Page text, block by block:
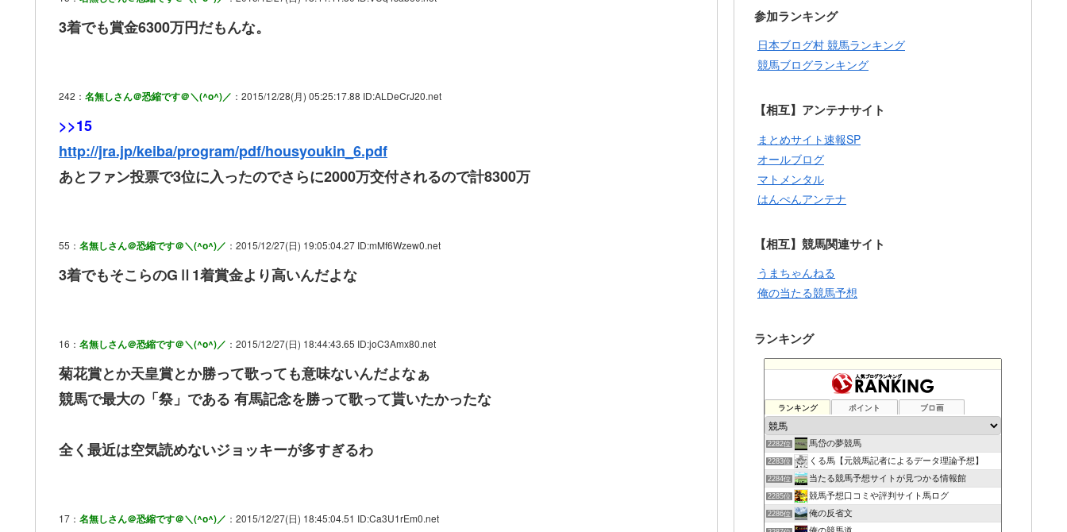
3着でも賞金6300万円だもんな。
242： 名無しさん＠恐縮です＠＼(^o^)／ ：2015/12/28(月) 05:25:17.88 ID:ALDeCrJ20.net
>>15
http://jra.jp/keiba/program/pdf/housyoukin_6.pdf
あとファン投票で3位に入ったのでさらに2000万交付されるので計8300万
55： 名無しさん＠恐縮です＠＼(^o^)／ ：2015/12/27(日) 19:05:04.27 ID:mMf6Wzew0.net
3着でもそこらのGⅡ1着賞金より高いんだよな
16： 名無しさん＠恐縮です＠＼(^o^)／ ：2015/12/27(日) 18:44:43.65 ID:joC3Amx80.net
菊花賞とか天皇賞とか勝って歌っても意味ないんだよなぁ
競馬で最大の「祭」である 有馬記念を勝って歌って貰いたかったな
全く最近は空気読めないジョッキーが多すぎるわ
17： 名無しさん＠恐縮です＠＼(^o^)／ ：2015/12/27(日) 18:45:04.51 ID:Ca3U1rEm0.net
参加ランキング
日本ブログ村 競馬ランキング
競馬ブログランキング
【相互】アンテナサイト
まとめサイト速報SP
オールブログ
マトメンタル
はんぺんアンテナ
【相互】競馬関連サイト
うまちゃんねる
俺の当たる競馬予想
ランキング
ランキング ポイント ブロ画
2282位 馬岱の夢競馬
2283位 くる馬【元競馬記者によるデータ理論予想】
2284位 当たる競馬予想サイトが見つかる情報館
2285位 競馬予想口コミや評判サイト馬ログ
2286位 俺の反省文